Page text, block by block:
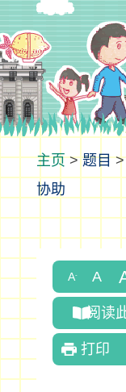
>题目
协助
阅读
打印